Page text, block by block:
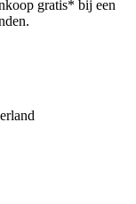
gratis* bij een